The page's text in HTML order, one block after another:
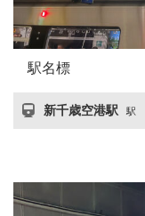
駅名標
新千歳空港駅 駅